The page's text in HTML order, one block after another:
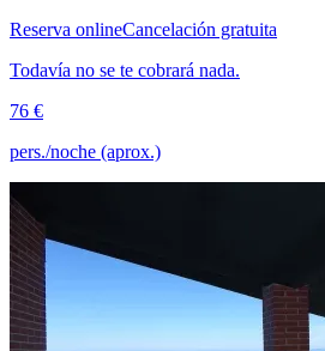
Reserva onlineCancelación gratuita
Todavía no se te cobrará nada.
76 €
pers./noche (aprox.)